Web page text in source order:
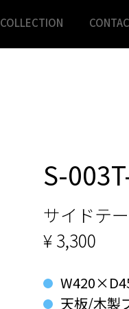
COLLECTION
S-
サイドテ
¥ 3,300
天板/木製